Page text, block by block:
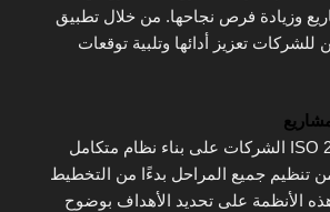
وزيادة فرص نجاحها. من خلال تطبيق
للشركات تعزيز أدائها وتلبية توقعات
تساعد شهادة ISO 21500 الشركات على بناء نظام متكامل
تنظيم جميع المراحل بدءًا من التخطيط
الأنظمة على تحديد الأهداف بوضوح